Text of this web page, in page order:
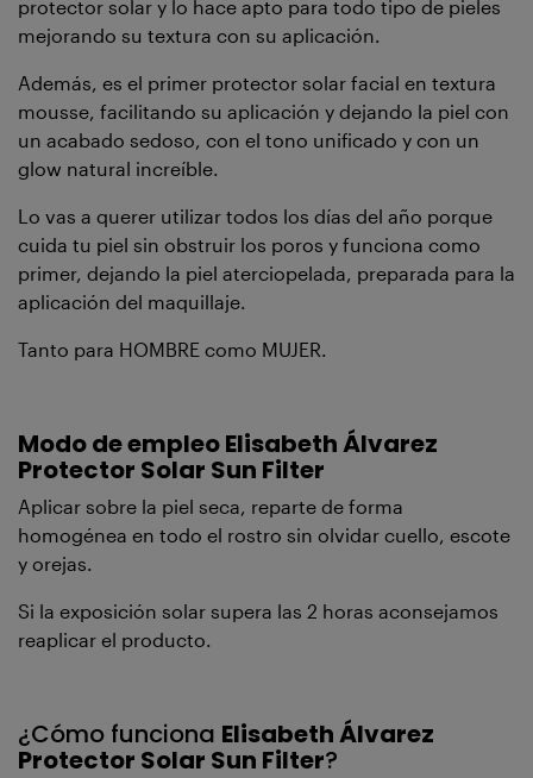
protector solar y lo hace apto para todo tipo de pieles
mejorando su textura con su aplicación.
Además, es el primer protector solar facial en textura
mousse, facilitando su aplicación y dejando la piel con
un acabado sedoso, con el tono unificado y con un
glow natural increíble.
Lo vas a querer utilizar todos los días del año porque
cuida tu piel sin obstruir los poros y funciona como
primer, dejando la piel aterciopelada, preparada para la
aplicación del maquillaje.
Tanto para HOMBRE como MUJER.
Modo de empleoElisabeth Álvarez
Protector Solar Sun Filter
Aplicar sobre la piel seca, reparte de forma
homogénea en todo el rostro sin olvidar cuello, escote
y orejas.
Si la exposición solar supera las 2 horas aconsejamos
reaplicar el producto.
¿Cómo funciona Elisabeth Álvarez
Protector Solar Sun Filter?